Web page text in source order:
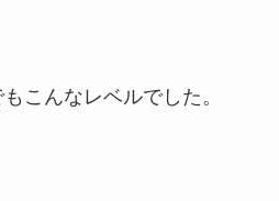
こんなレベルでした。